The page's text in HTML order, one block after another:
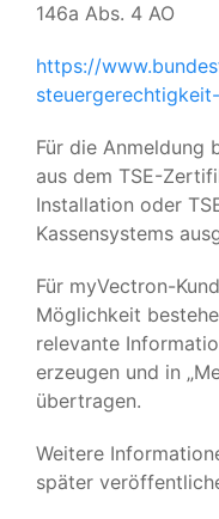
146a Abs. 4 AO
https://
Für die Anmeldung
aus dem TSE-
Installation oder
Kassensystems
Für myVectron-
Möglichkeit
relevante
erzeugen und in
übertragen.
Weitere
später